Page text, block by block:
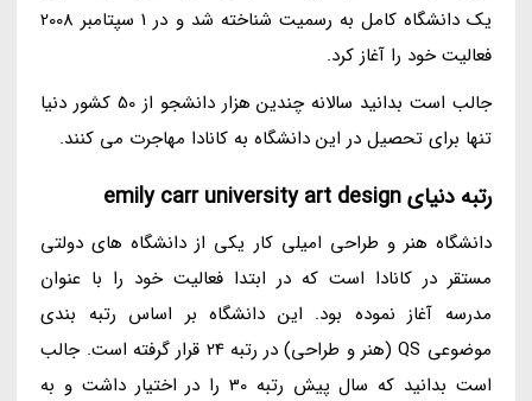
یک دانشگاه کامل به رسمیت شناخته شد و در 1 سپتامبر 2008
فعالیت خود را آغاز کرد.
جالب است بدانید سالانه چندین هزار دانشجو از 50 کشور دنیا
تنها برای تحصیل در این دانشگاه به کانادا مهاجرت می کنند.
رتبه دنیای emily carr university art design
دانشگاه هنر و طراحی امیلی کار یکی از دانشگاه های دولتی
مستقر در کانادا است که در ابتدا فعالیت خود را با عنوان
مدرسه آغاز نموده بود. این دانشگاه بر اساس رتبه بندی
موضوعی QS (هنر و طراحی) در رتبه 24 قرار گرفته است. جالب
است بدانید که سال پیش رتبه 30 را در اختیار داشت و به